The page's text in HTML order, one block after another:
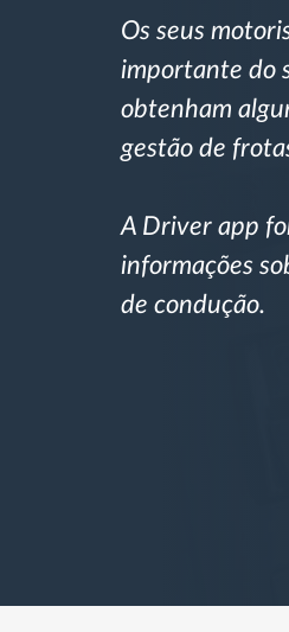
Controle de
Gestão de
Planejamento
Identificação
condutores
Os seus
importante do
obtenham
gestão de
A Driver app
informações
de condução.